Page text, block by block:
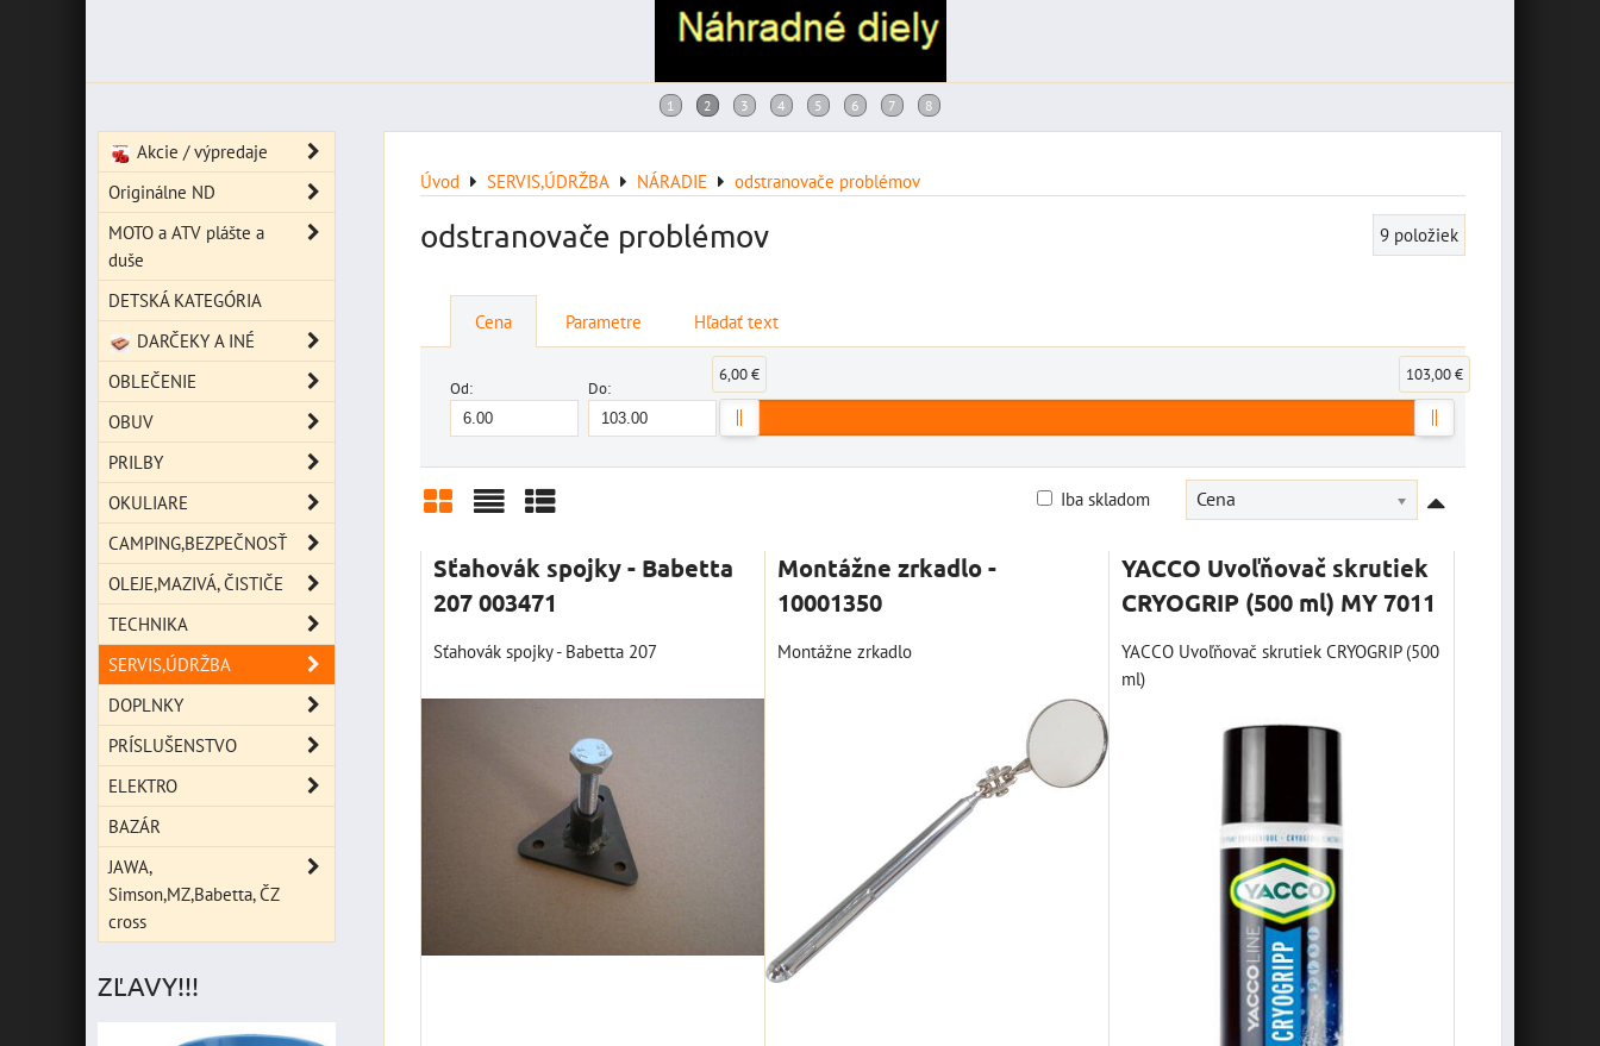
Úvod SERVIS,ÚDRŽBA NÁRADIE odstranovače problémov
odstranovače problémov 9 položiek
Cena Parametre Hľadať text
Od: Do:
6,00 € 103,00 €
Mriežka
Cena
Iba skladom
Sťahovák spojky - Babetta
207 003471
Sťahovák spojky - Babetta 207
Montážne zrkadlo -
10001350
Montážne zrkadlo
YACCO Uvoľňovač skrutiek
CRYOGRIP (500 ml) MY 7011
YACCO Uvoľňovač skrutiek CRYOGRIP (500
ml)
Akcie / výpredaje
Originálne ND
MOTO a ATV plášte a
duše
DETSKÁ KATEGÓRIA
DARČEKY A INÉ
OBLEČENIE
OBUV
PRILBY
OKULIARE
CAMPING,BEZPEČNOSŤ
OLEJE,MAZIVÁ, ČISTIČE
TECHNIKA
SERVIS,ÚDRŽBA
DOPLNKY
PRÍSLUŠENSTVO
ELEKTRO
BAZÁR
JAWA,
Simson,MZ,Babetta, ČZ
cross
ZĽAVY!!!